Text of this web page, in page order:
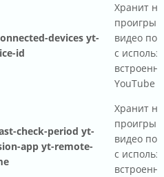
devices yt-
id
Хранит
видео
с
YouTube
check-period yt-
app yt-remote-
Хранит
видео
с